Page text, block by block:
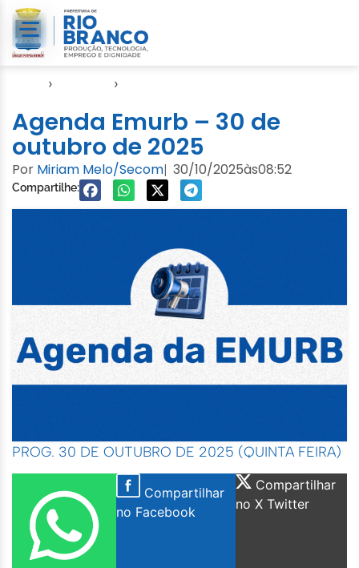
› ›
Agenda Emurb – 30 de
outubro de 2025
Por Miriam Melo/Secom| 30/10/2025às08:52
Compartilhe:
PROG. 30 DE OUTUBRO DE 2025 (QUINTA FEIRA)
Compartilhar
no Facebook
Compartilhar
no X Twitter